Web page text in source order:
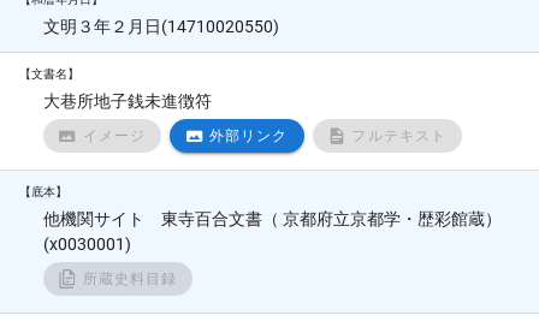
文明３年２月日(14710020550)
【文書名】
大巷所地子銭未進徴符
イメージ 外部リンク フルテキスト
【底本】
他機関サイト 東寺百合文書（ 京都府立京都学・歴彩館蔵）
(x0030001)
所蔵史料目録